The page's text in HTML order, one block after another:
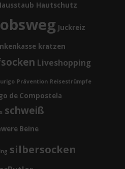
Hautschutz
Juckreiz
kratzen
Liveshopping
Prävention Reisestrümpfe
de Compostela
schweiß
Beine
silbersocken